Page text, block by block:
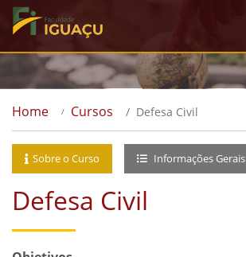
Home Cursos Defesa Civil
Sobre o Curso Informações Gerais
Defesa Civil